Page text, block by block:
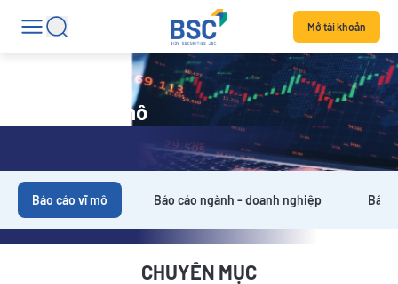
Mở tài khoản
Báo cáo vĩ mô
Báo cáo vĩ mô Báo cáo ngành - doanh nghiệp Báo
CHUYÊN MỤC